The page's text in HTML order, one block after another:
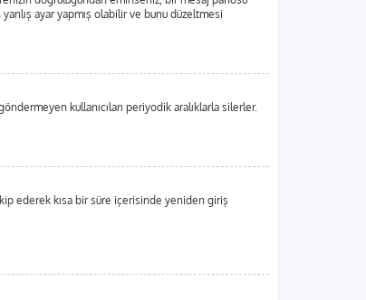
ayar yapmış olabilir ve bunu düzeltmesi
kullanıcıları periyodik aralıklarla silerler.
ederek kısa bir süre içerisinde yeniden giriş